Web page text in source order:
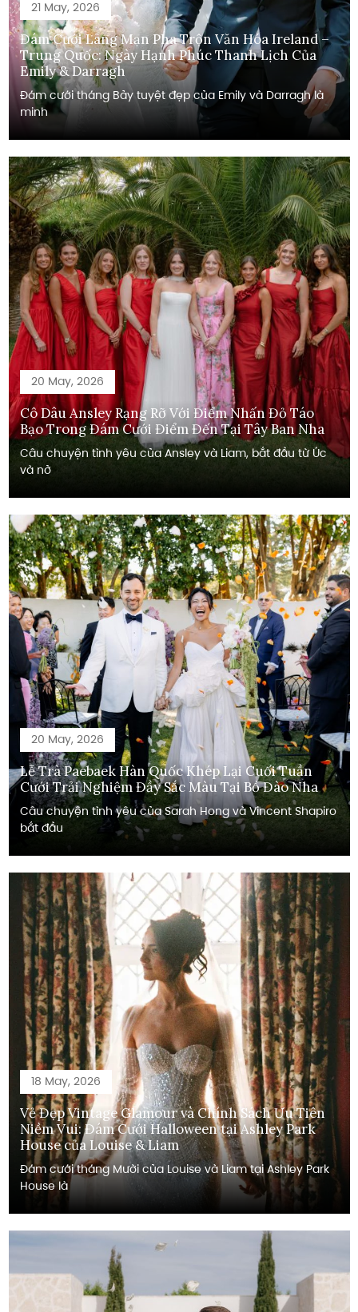
21 May, 2026
Đám Cưới Lãng Mạn Pha Trộn Văn Hóa Ireland –
Trung Quốc: Ngày Hạnh Phúc Thanh Lịch Của
Emily & Darragh
Đám cưới tháng Bảy tuyệt đẹp của Emily và Darragh là
minh
20 May, 2026
Cô Dâu Ansley Rạng Rỡ Với Điểm Nhấn Đỏ Táo
Bạo Trong Đám Cưới Điểm Đến Tại Tây Ban Nha
Câu chuyện tình yêu của Ansley và Liam, bắt đầu từ Úc
và nở
20 May, 2026
Lễ Trà Paebaek Hàn Quốc Khép Lại Cuối Tuần
Cưới Trải Nghiệm Đầy Sắc Màu Tại Bồ Đào Nha
Câu chuyện tình yêu của Sarah Hong và Vincent Shapiro
bắt đầu
18 May, 2026
Vẻ Đẹp Vintage Glamour và Chính Sách Ưu Tiên
Niềm Vui: Đám Cưới Halloween tại Ashley Park
House của Louise & Liam
Đám cưới tháng Mười của Louise và Liam tại Ashley Park
House là